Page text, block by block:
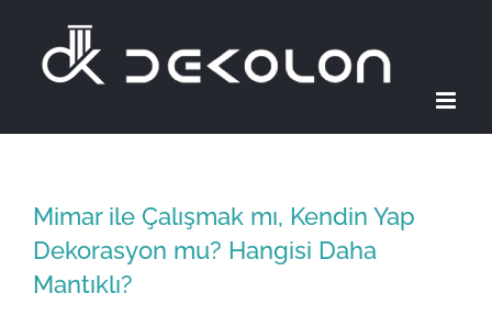
Mimar ile Çalışmak mı, Kendin Yap
Dekorasyon mu? Hangisi Daha
Mantıklı?